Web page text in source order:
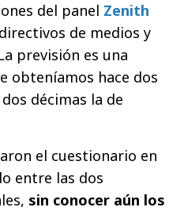
del panel Zenith
de medios y
previsión es una
obteníamos hace dos
décimas la de
el cuestionario en
entre las dos
sin conocer aún los